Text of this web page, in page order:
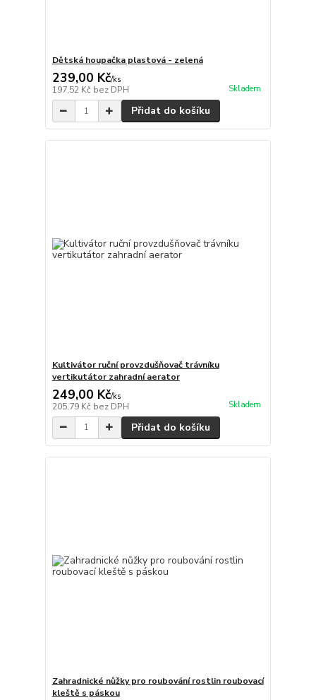
Dětská houpačka plastová - zelená
239,00 Kč/ks
197,52 Kč bez DPH Skladem
Přidat do košíku
Kultivátor ruční provzdušňovač trávníku
vertikutátor zahradní aerator
249,00 Kč/ks
205,79 Kč bez DPH Skladem
Přidat do košíku
Zahradnické nůžky pro roubování rostlin roubovací
kleště s páskou